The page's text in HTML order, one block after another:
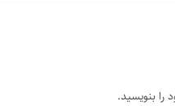
بنویسید.